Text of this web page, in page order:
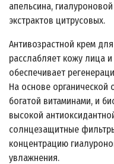
апельсина,
экстрактов цитрусовых.
Антивозрастной крем
расслабляет кожу лица
обеспечивает
На основе органической
богатой витаминами, и
высокой
солнцезащитные
концентрацию
увлажнения.